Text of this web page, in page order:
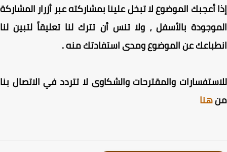
أعجبك الموضوع لا تبخل علينا بمشاركته عبر أزرار المشاركة
بالأسفل ، ولا تنس أن تترك لنا تعليقاً لتبين لنا
عن الموضوع ومدى استفادتك منه .
والمقترحات والشكاوى لا تتردد في الاتصال بنا
هنا